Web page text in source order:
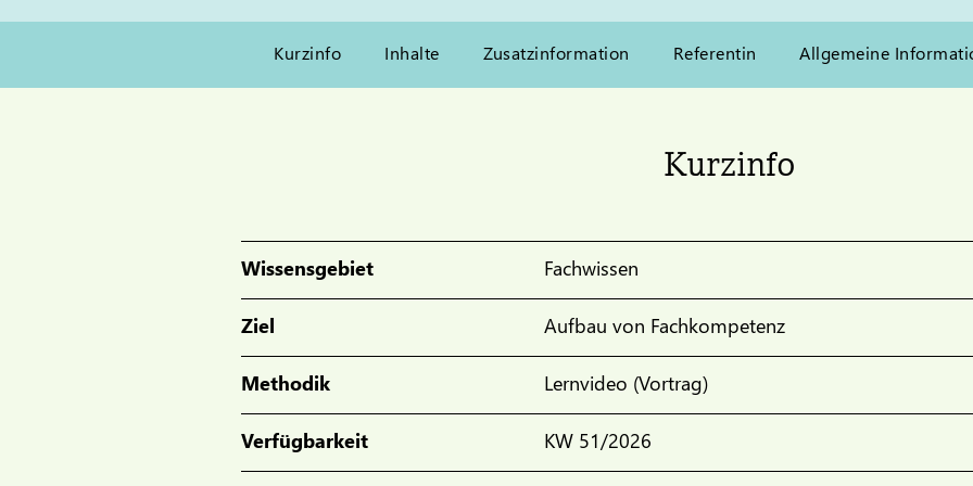
Kurzinfo Inhalte Zusatzinformation Referentin Allgemeine
Kurzinfo
Wissensgebiet Fachwissen
Ziel Aufbau von Fachkompetenz
Methodik Lernvideo (Vortrag)
Verfügbarkeit KW 51/2026